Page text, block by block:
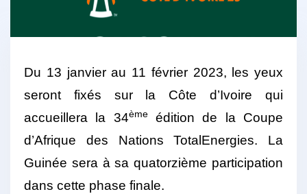
Du 13 janvier au 11 février 2023, les yeux
seront fixés sur la Côte d’Ivoire qui
accueillera la 34èmeédition de la Coupe
d’Afrique des Nations TotalEnergies. La
Guinée sera à sa quatorzième participation
dans cette phase finale.